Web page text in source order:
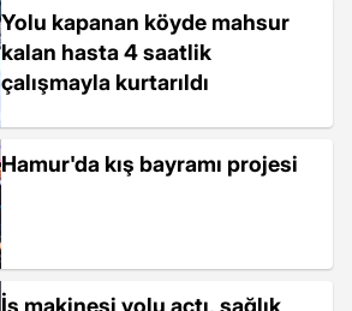
Yolu kapanan köyde mahsur
kalan hasta 4 saatlik
çalışmayla kurtarıldı
Hamur'da kış bayramı projesi
İş makinesi yolu açtı, sağlık